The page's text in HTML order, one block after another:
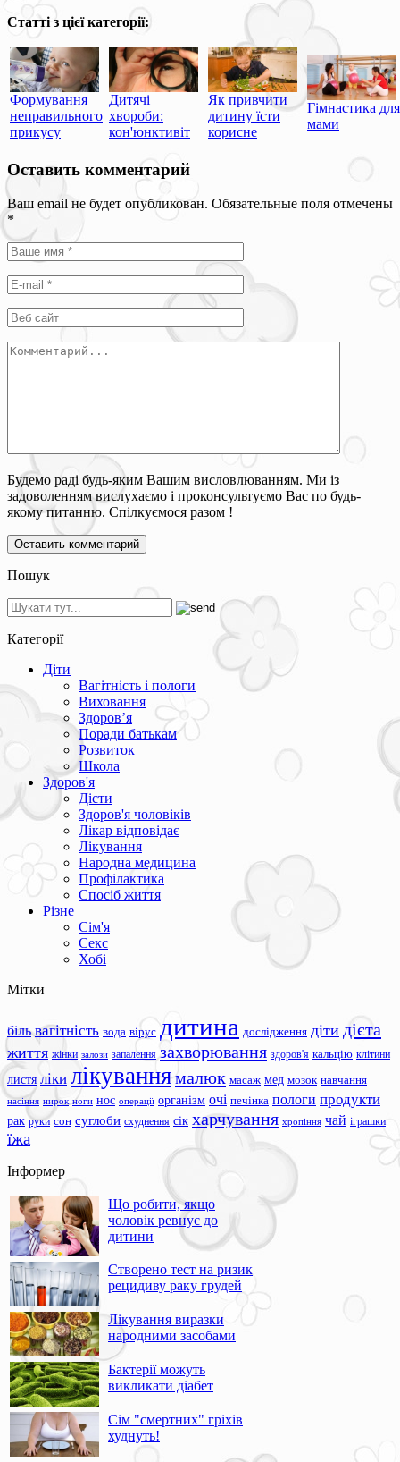
Статті з цієї категорії:
Формування
неправильного
прикусу
Дитячі
хвороби:
кон'юнктивіт
Як привчити
дитину їсти
корисне
Гімнастика для
мами
Оставить комментарий
Ваш email не будет опубликован. Обязательные поля отмечены
*
Будемо раді будь-яким Вашим висловлюванням. Ми із
задоволенням вислухаємо і проконсультуємо Вас по будь-
якому питанню. Спілкуємося разом !
Пошук
Категорії
Діти
Вагітність і пологи
Виховання
Здоров’я
Поради батькам
Розвиток
Школа
Здоров'я
Дієти
Здоров'я чоловіків
Лікар відповідає
Лікування
Народна медицина
Профілактика
Спосіб життя
Різне
Сім'я
Секс
Хобі
Мітки
біль вагітність вода вірус дитина дослідження діти дієта
життя жінки залози запалення захворювання здоров'я кальцію клітини
листя ліки лікуваннямалюк масаж мед мозок навчання
насіння нирок ноги нос операції організм очі печінка пологи продукти
рак руки сон суглоби схуднення сік харчування хропіння чай іграшки
їжа
Інформер
Що робити, якщо
чоловік ревнує до
дитини
Створено тест на ризик
рецидиву раку грудей
Лікування виразки
народними засобами
Бактерії можуть
викликати діабет
Сім "смертних" гріхів
худнуть!